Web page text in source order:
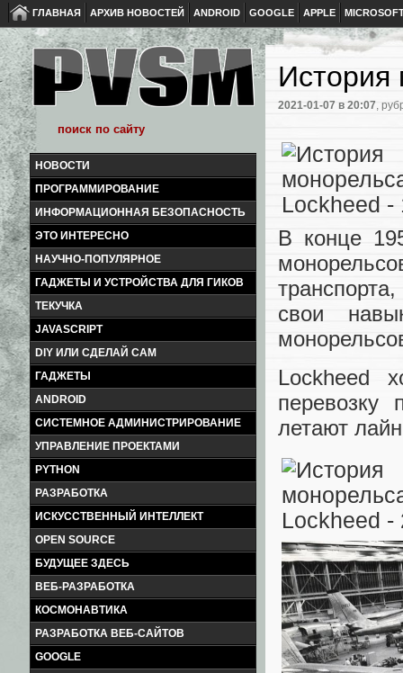
ГЛАВНАЯ АРХИВ НОВОСТЕЙ ANDROID GOOGLE APPLE
НОВОСТИ
ПРОГРАММИРОВАНИЕ
ИНФОРМАЦИОННАЯ БЕЗОПАСНОСТЬ
ЭТО ИНТЕРЕСНО
НАУЧНО-ПОПУЛЯРНОЕ
ГАДЖЕТЫ И УСТРОЙСТВА ДЛЯ ГИКОВ
ТЕКУЧКА
JAVASCRIPT
DIY ИЛИ СДЕЛАЙ САМ
ГАДЖЕТЫ
ANDROID
СИСТЕМНОЕ АДМИНИСТРИРОВАНИЕ
УПРАВЛЕНИЕ ПРОЕКТАМИ
PYTHON
РАЗРАБОТКА
ИСКУССТВЕННЫЙ ИНТЕЛЛЕКТ
OPEN SOURCE
БУДУЩЕЕ ЗДЕСЬ
ВЕБ-РАЗРАБОТКА
КОСМОНАВТИКА
РАЗРАБОТКА ВЕБ-САЙТОВ
GOOGLE
История
2021-01-07 в 20:07,
В конце
свои
Lockheed
перевозку
летают